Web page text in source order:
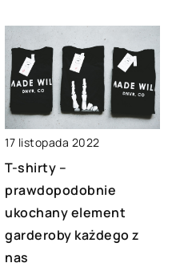
17 listopada 2022
T-shirty –
prawdopodobnie
ukochany element
garderoby każdego z
nas